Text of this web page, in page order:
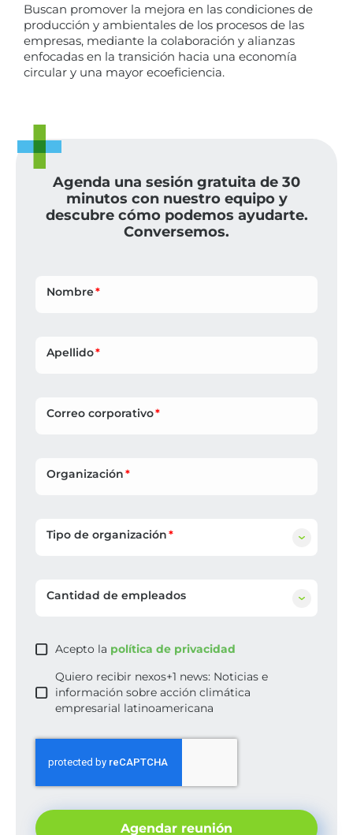
Buscan promover la mejora en las condiciones de
producción y ambientales de los procesos de las
empresas, mediante la colaboración y alianzas
enfocadas en la transición hacia una economía
circular y una mayor ecoeficiencia.
Agenda una sesión gratuita de 30
minutos con nuestro equipo y
descubre cómo podemos ayudarte.
Conversemos.
Nombre
Apellido
Correo corporativo
Organización
Tipo de organización
Cantidad de empleados
Acepto la política de privacidad
Quiero recibir nexos+1 news: Noticias e
información sobre acción climática
empresarial latinoamericana
Agendar reunión